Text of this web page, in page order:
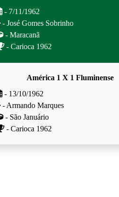
- 7/11/1962
- José Gomes Sobrinho
- Maracanã
- Carioca 1962
América 1 X 1 Fluminense
- 13/10/1962
- Armando Marques
- São Januário
- Carioca 1962